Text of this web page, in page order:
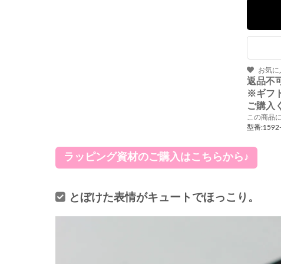
お気
返品不
※ギフ
ご購入
この商品
型番
ラッピング資材のご購入はこちらから♪
とぼけた表情がキュートでほっこり。